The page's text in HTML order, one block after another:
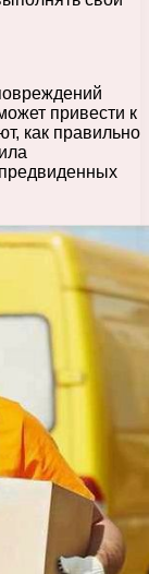
привести к
как правильно